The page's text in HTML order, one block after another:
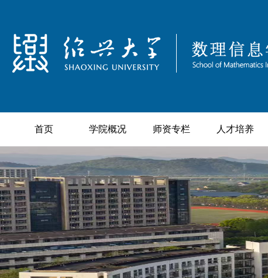
首页 学院概况 师资专栏 人才培养